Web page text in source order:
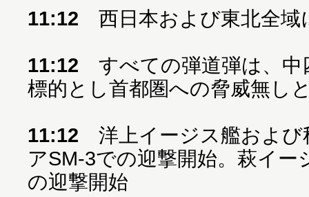
11:12 西日本および東北全域
11:12 すべての弾道弾は、中
標的とし首都圏への脅威無し
11:12 洋上イージス艦および
アSM-3での迎撃開始。萩イ
の迎撃開始